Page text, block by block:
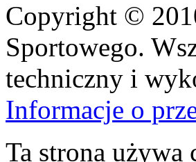
Copyright ©
Sportowego.
techniczny i
Informacje o
Ta strona używa